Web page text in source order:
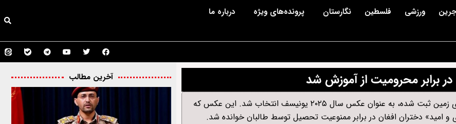
ورزشی فلسطین نگارستان پرونده‌های ویژه درباره ما
برابر محرومیت از آموزش شد
تصویر هاجره، دانش‌آموز ده‌ساله‌ای از ننگرهار که در حال مطالعه روی زمین ثبت شده، به عنوان عکس سال ۲۰۲۵ یونیسف انتخاب شد. این عکس که
امید» دختران افغان در برابر ممنوعیت تحصیل توسط طالبان خوانده شد.
آخرین مطالب